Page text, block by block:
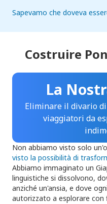
Sapevamo che doveva
Costruire
La
Eliminare il divario
viaggiatori da
Non abbiamo visto solo
visto la possibilità di
Abbiamo immaginato un
linguistiche si dissolvono,
anziché un'ansia, e dove
autorizzato a esplorare con